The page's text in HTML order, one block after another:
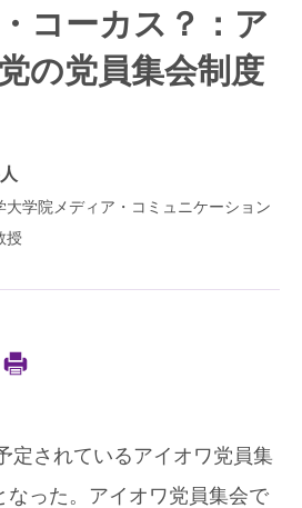
コーカス？：ア
の党員集会制度
大学院メディア・コミュニケーション
授
定されているアイオワ党員集
なった。アイオワ党員集会で